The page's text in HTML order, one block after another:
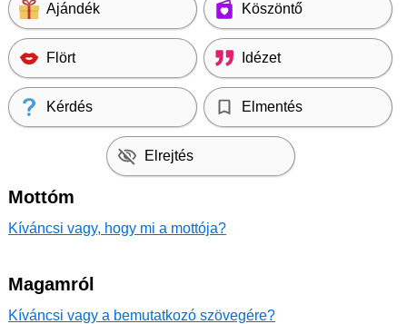
Ajándék Köszöntő
Flört Idézet
Kérdés Elmentés
Elrejtés
Mottóm
Kíváncsi vagy, hogy mi a mottója?
Magamról
Kíváncsi vagy a bemutatkozó szövegére?